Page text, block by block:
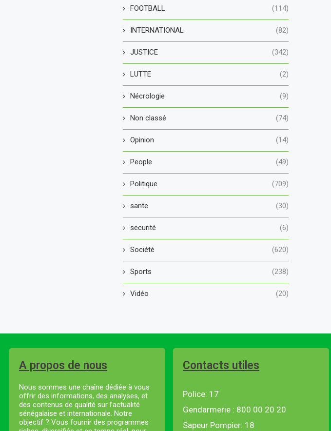
FOOTBALL (114)
INTERNATIONAL (82)
JUSTICE (342)
LUTTE (2)
Nécrologie (9)
Non classé (74)
Opinion (14)
People (49)
Politique (709)
sante (30)
securité (6)
Société (620)
Sports (238)
Vidéo (20)
A propos de nous
Nous sommes une chaîne dédiée à vous
offrir des informations, des analyses, et
des contenus de qualité sur l’actualité
sénégalaise et internationale. Notre
objectif ? Vous fournir des programmes
Contacts utiles
Police: 17
Gendarmerie : 800 00 20 20
Sapeur Pompier: 18